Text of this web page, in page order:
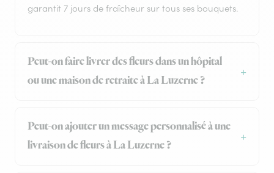
garantit 7 jours de fraîcheur sur tous ses bouquets.
Peut-on faire livrer des fleurs dans un hôpital
ou une maison de retraite à La Luzerne ?
Peut-on ajouter un message personnalisé à une
livraison de fleurs à La Luzerne ?